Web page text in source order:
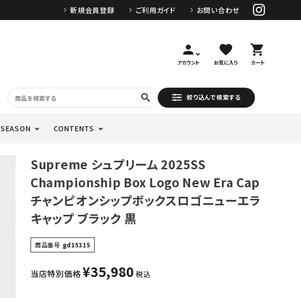
新規会員登録 ご利用ガイド お問い合わせ
person
アカウント
favorite
お気に入り
shopping_cart
カート
search 絞り込んで検索する
SEASON CONTENTS
Supreme シュプリーム 2025SS
Championship Box Logo New Era Cap
チャンピオンシップボックスロゴニューエラ
キャップ ブラック 黒
商品番号 gd15315
当店特別価格¥35,980 税込